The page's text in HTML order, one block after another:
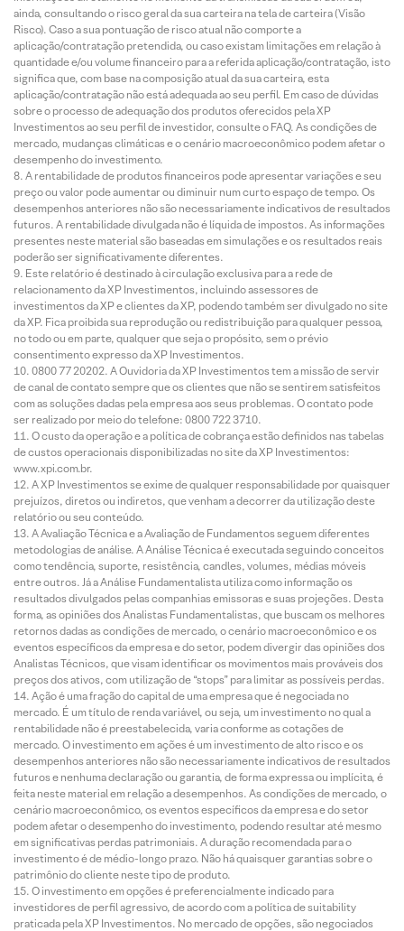
ainda, consultando o risco geral da sua carteira na tela de carteira (Visão
Risco). Caso a sua pontuação de risco atual não comporte a
aplicação/contratação pretendida, ou caso existam limitações em relação à
quantidade e/ou volume financeiro para a referida aplicação/contratação, isto
significa que, com base na composição atual da sua carteira, esta
aplicação/contratação não está adequada ao seu perfil. Em caso de dúvidas
sobre o processo de adequação dos produtos oferecidos pela XP
Investimentos ao seu perfil de investidor, consulte o FAQ. As condições de
mercado, mudanças climáticas e o cenário macroeconômico podem afetar o
desempenho do investimento.
A rentabilidade de produtos financeiros pode apresentar variações e seu
preço ou valor pode aumentar ou diminuir num curto espaço de tempo. Os
desempenhos anteriores não são necessariamente indicativos de resultados
futuros. A rentabilidade divulgada não é líquida de impostos. As informações
presentes neste material são baseadas em simulações e os resultados reais
poderão ser significativamente diferentes.
Este relatório é destinado à circulação exclusiva para a rede de
relacionamento da XP Investimentos, incluindo assessores de
investimentos da XP e clientes da XP, podendo também ser divulgado no site
da XP. Fica proibida sua reprodução ou redistribuição para qualquer pessoa,
no todo ou em parte, qualquer que seja o propósito, sem o prévio
consentimento expresso da XP Investimentos.
0800 77 20202. A Ouvidoria da XP Investimentos tem a missão de servir
de canal de contato sempre que os clientes que não se sentirem satisfeitos
com as soluções dadas pela empresa aos seus problemas. O contato pode
ser realizado por meio do telefone: 0800 722 3710.
O custo da operação e a política de cobrança estão definidos nas tabelas
de custos operacionais disponibilizadas no site da XP Investimentos:
www.xpi.com.br.
A XP Investimentos se exime de qualquer responsabilidade por quaisquer
prejuízos, diretos ou indiretos, que venham a decorrer da utilização deste
relatório ou seu conteúdo.
A Avaliação Técnica e a Avaliação de Fundamentos seguem diferentes
metodologias de análise. A Análise Técnica é executada seguindo conceitos
como tendência, suporte, resistência, candles, volumes, médias móveis
entre outros. Já a Análise Fundamentalista utiliza como informação os
resultados divulgados pelas companhias emissoras e suas projeções. Desta
forma, as opiniões dos Analistas Fundamentalistas, que buscam os melhores
retornos dadas as condições de mercado, o cenário macroeconômico e os
eventos específicos da empresa e do setor, podem divergir das opiniões dos
Analistas Técnicos, que visam identificar os movimentos mais prováveis dos
preços dos ativos, com utilização de “stops” para limitar as possíveis perdas.
Ação é uma fração do capital de uma empresa que é negociada no
mercado. É um título de renda variável, ou seja, um investimento no qual a
rentabilidade não é preestabelecida, varia conforme as cotações de
mercado. O investimento em ações é um investimento de alto risco e os
desempenhos anteriores não são necessariamente indicativos de resultados
futuros e nenhuma declaração ou garantia, de forma expressa ou implícita, é
feita neste material em relação a desempenhos. As condições de mercado, o
cenário macroeconômico, os eventos específicos da empresa e do setor
podem afetar o desempenho do investimento, podendo resultar até mesmo
em significativas perdas patrimoniais. A duração recomendada para o
investimento é de médio-longo prazo. Não há quaisquer garantias sobre o
patrimônio do cliente neste tipo de produto.
O investimento em opções é preferencialmente indicado para
investidores de perfil agressivo, de acordo com a política de suitability
praticada pela XP Investimentos. No mercado de opções, são negociados